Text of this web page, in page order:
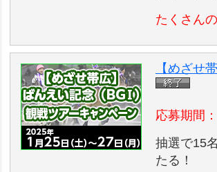
たくさん
【めざせ
応募期間：
抽選で15
たる！